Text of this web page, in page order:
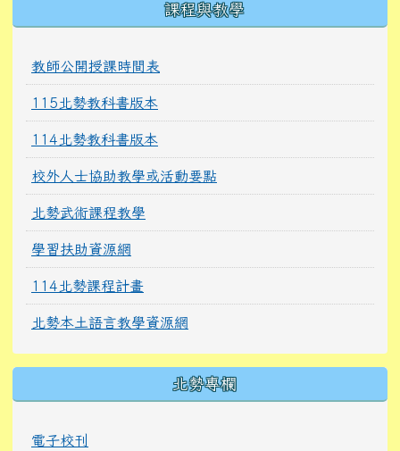
課程與教學
教師公開授課時間表
115北勢教科書版本
114北勢教科書版本
校外人士協助教學或活動要點
北勢武術課程教學
學習扶助資源網
114北勢課程計畫
北勢本土語言教學資源網
北勢專欄
電子校刊